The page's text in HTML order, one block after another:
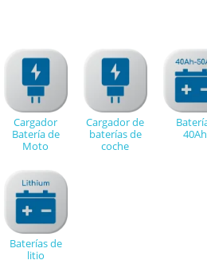
Cargador
Batería de
Moto
Cargador de
baterías de
coche
40Ah
Baterías de
litio